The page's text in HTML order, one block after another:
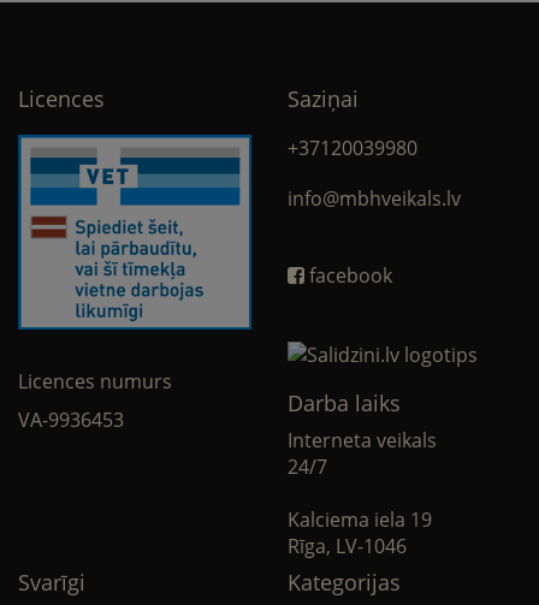
Licences
Licences numurs
VA-9936453
Saziņai
+37120039980
info@mbhveikals.lv
facebook
Darba laiks
Interneta veikals
24/7
Kalciema iela 19
Rīga, LV-1046
Svarīgi Kategorijas